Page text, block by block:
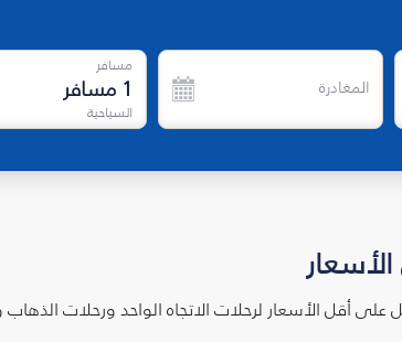
المغادرة
مسافر
1 مسافر
السياحية
أقل الأسعار لرحلات الاتجاه الواحد ورحلات